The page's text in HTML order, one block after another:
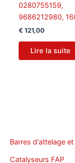
Barres d'attelage
Catalyseurs FAP
0280755159,
9686212980,
€ 121,00
Lire la suite